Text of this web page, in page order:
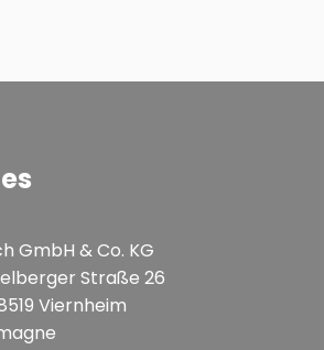
GmbH & Co. KG
Straße 26
Viernheim